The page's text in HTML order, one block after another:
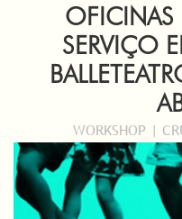
OFICINAS
SERVIÇO
WORKSHOP |